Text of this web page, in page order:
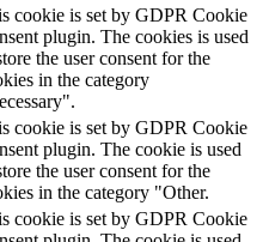
cookie is set by GDPR Cookie
plugin. The cookies is used
the user consent for the
in the category
cookie is set by GDPR Cookie
plugin. The cookie is used
the user consent for the
in the category "Other.
cookie is set by GDPR Cookie